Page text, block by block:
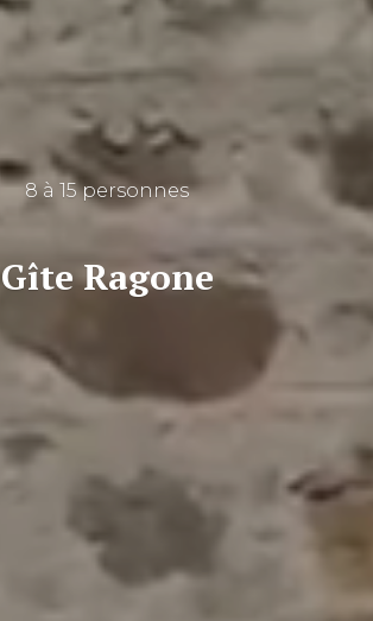
8 à 15 personnes
Gîte Ragone